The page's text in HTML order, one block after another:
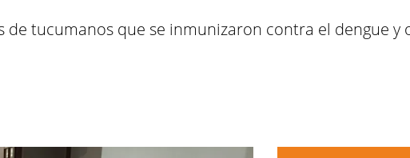
de tucumanos que se inmunizaron contra el dengue